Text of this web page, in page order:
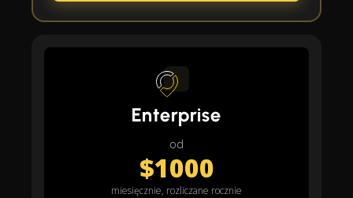
Enterprise
od
$1000
miesięcznie, rozliczane rocznie